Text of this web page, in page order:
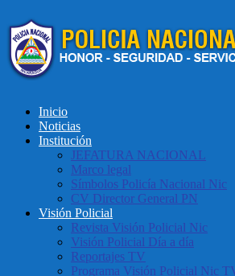
Inicio
Noticias
Institución
JEFATURA NACIONAL
Marco legal
Símbolos Policía Nacional Nic
CV Director General PN
Visión Policial
Revista Visión Policial Nic
Visión Policial Día a día
Reportajes TV
Programa Visión Policial Nic